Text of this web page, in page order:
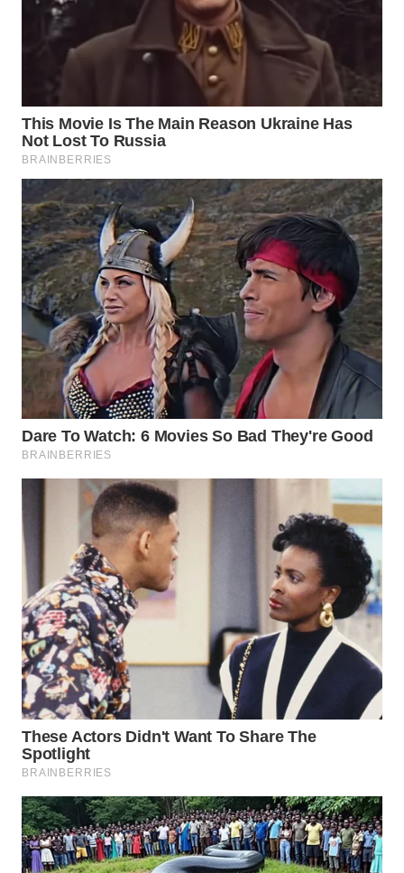
WN
BEKASI
WN
DEPOK
WN
TAPANULI
UTARA
WN
SAMOSIR
WN
PADANG
LAWAS
WN
SUMEDANG
WN
KEPULAUAN
SERIBU
WN
TANGERANG
WN
BINJAI
WN
CIREBON
WN